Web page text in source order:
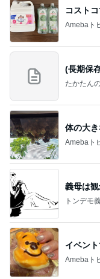
コスト
Amebaト
(長期保
たかたん
体の大
Amebaト
義母は
トンデモ
イベン
Amebaト